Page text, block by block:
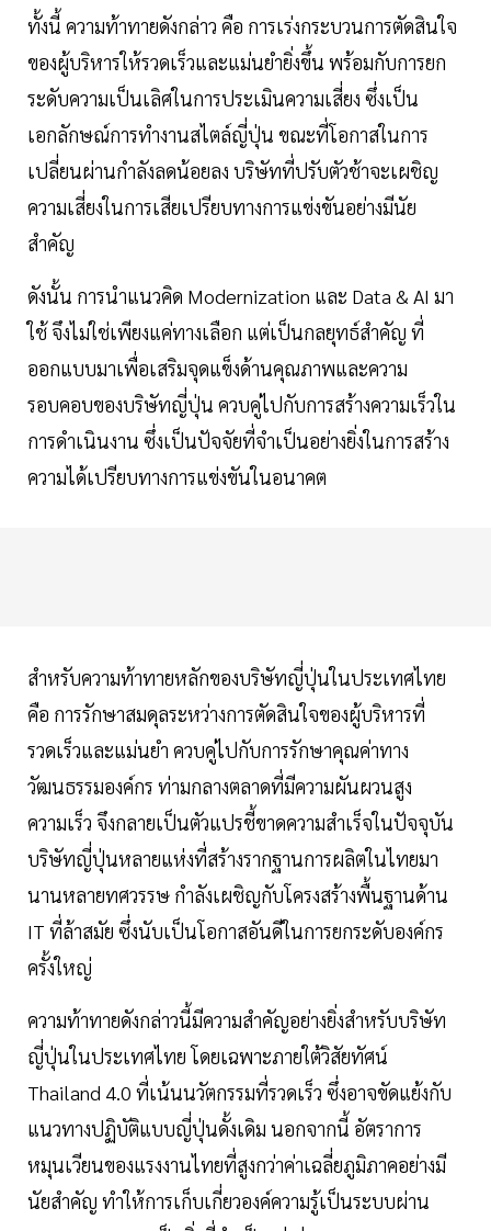
ทั้งนี้ ความท้าทายดังกล่าว คือ การเร่งกระบวนการตัดสินใจ
ของผู้บริหารให้รวดเร็วและแม่นยำยิ่งขึ้น พร้อมกับการยก
ระดับความเป็นเลิศในการประเมินความเสี่ยง ซึ่งเป็น
เอกลักษณ์การทำงานสไตล์ญี่ปุ่น ขณะที่โอกาสในการ
เปลี่ยนผ่านกำลังลดน้อยลง บริษัทที่ปรับตัวช้าจะเผชิญ
ความเสี่ยงในการเสียเปรียบทางการแข่งขันอย่างมีนัย
สำคัญ
ดังนั้น การนำแนวคิด Modernization และ Data & AI มา
ใช้ จึงไม่ใช่เพียงแค่ทางเลือก แต่เป็นกลยุทธ์สำคัญ ที่
ออกแบบมาเพื่อเสริมจุดแข็งด้านคุณภาพและความ
รอบคอบของบริษัทญี่ปุ่น ควบคู่ไปกับการสร้างความเร็วใน
การดำเนินงาน ซึ่งเป็นปัจจัยที่จำเป็นอย่างยิ่งในการสร้าง
ความได้เปรียบทางการแข่งขันในอนาคต
สำหรับความท้าทายหลักของบริษัทญี่ปุ่นในประเทศไทย
คือ การรักษาสมดุลระหว่างการตัดสินใจของผู้บริหารที่
รวดเร็วและแม่นยำ ควบคู่ไปกับการรักษาคุณค่าทาง
วัฒนธรรมองค์กร ท่ามกลางตลาดที่มีความผันผวนสูง
ความเร็ว จึงกลายเป็นตัวแปรชี้ขาดความสำเร็จในปัจจุบัน
บริษัทญี่ปุ่นหลายแห่งที่สร้างรากฐานการผลิตในไทยมา
นานหลายทศวรรษ กำลังเผชิญกับโครงสร้างพื้นฐานด้าน
IT ที่ล้าสมัย ซึ่งนับเป็นโอกาสอันดีในการยกระดับองค์กร
ครั้งใหญ่
ความท้าทายดังกล่าวนี้มีความสำคัญอย่างยิ่งสำหรับบริษัท
ญี่ปุ่นในประเทศไทย โดยเฉพาะภายใต้วิสัยทัศน์
Thailand 4.0 ที่เน้นนวัตกรรมที่รวดเร็ว ซึ่งอาจขัดแย้งกับ
แนวทางปฏิบัติแบบญี่ปุ่นดั้งเดิม นอกจากนี้ อัตราการ
หมุนเวียนของแรงงานไทยที่สูงกว่าค่าเฉลี่ยภูมิภาคอย่างมี
นัยสำคัญ ทำให้การเก็บเกี่ยวองค์ความรู้เป็นระบบผ่าน